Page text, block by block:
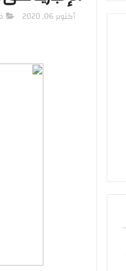
أكتوبر 06, 2020